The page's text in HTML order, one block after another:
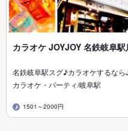
カラオケ JOYJOY 名鉄岐阜駅
名鉄岐阜駅スグ♪カラオケするな
カラオケ・パーティ/岐阜駅
1501～2000円